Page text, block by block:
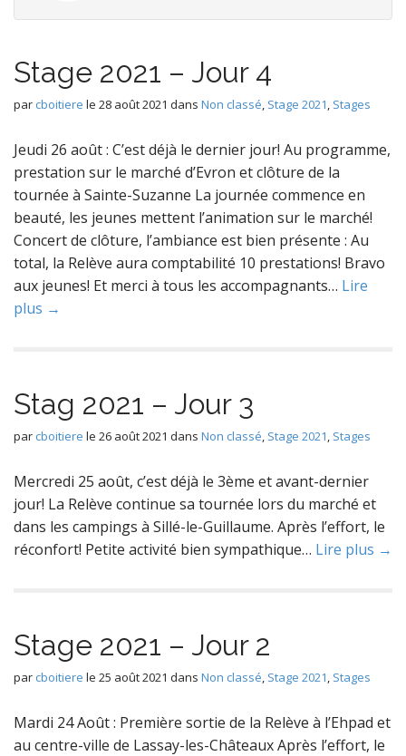
Stage 2021 – Jour 4
par cboitiere le 28 août 2021 dans Non classé, Stage 2021, Stages
Jeudi 26 août : C’est déjà le dernier jour! Au programme,
prestation sur le marché d’Evron et clôture de la
tournée à Sainte-Suzanne La journée commence en
beauté, les jeunes mettent l’animation sur le marché!
Concert de clôture, l’ambiance est bien présente : Au
total, la Relève aura comptabilité 10 prestations! Bravo
aux jeunes! Et merci à tous les accompagnants… Lire
plus →
Stag 2021 – Jour 3
par cboitiere le 26 août 2021 dans Non classé, Stage 2021, Stages
Mercredi 25 août, c’est déjà le 3ème et avant-dernier
jour! La Relève continue sa tournée lors du marché et
dans les campings à Sillé-le-Guillaume. Après l’effort, le
réconfort! Petite activité bien sympathique… Lire plus →
Stage 2021 – Jour 2
par cboitiere le 25 août 2021 dans Non classé, Stage 2021, Stages
Mardi 24 Août : Première sortie de la Relève à l’Ehpad et
au centre-ville de Lassay-les-Châteaux Après l’effort, le